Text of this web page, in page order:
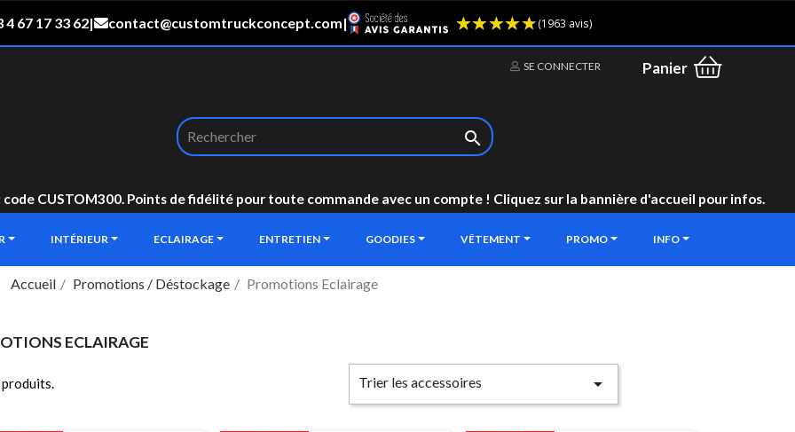
4 67 17 33 62| contact@customtruckconcept.com|
SE CONNECTER Panier

code CUSTOM300. Points de fidélité pour toute commande avec un compte ! Cliquez sur la bannière d'accueil pour infos.
INTÉRIEUR ECLAIRAGE ENTRETIEN GOODIES VÊTEMENT PROMO INFO
Accueil Promotions / Déstockage Promotions Eclairage
ECLAIRAGE
Trier les accessoires 